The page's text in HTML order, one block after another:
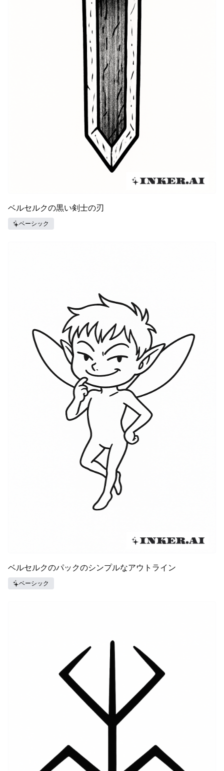
ベルセルクの黒い剣士の刃
ベーシック
ベルセルクのパックのシンプルなアウトライン
ベーシック